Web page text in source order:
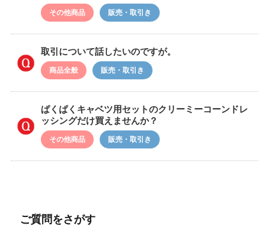
その他商品 販売・取引き
取引について話したいのですが。
商品全般 販売・取引き
ぱくぱくキャベツ用セットのクリーミーコーンドレ
ッシングだけ買えませんか？
その他商品 販売・取引き
ご質問をさがす